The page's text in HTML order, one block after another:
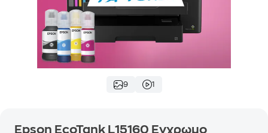
9 1
Epson EcoTank L15160 Εγχρωμο